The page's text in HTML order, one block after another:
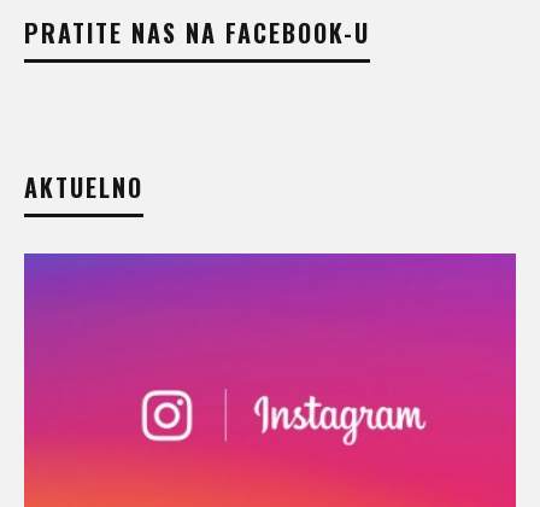
PRATITE NAS NA FACEBOOK-U
AKTUELNO